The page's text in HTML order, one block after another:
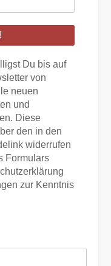
Du bis auf
von
neuen
und
Diese
den in den
widerrufen
Formulars
zur Kenntnis